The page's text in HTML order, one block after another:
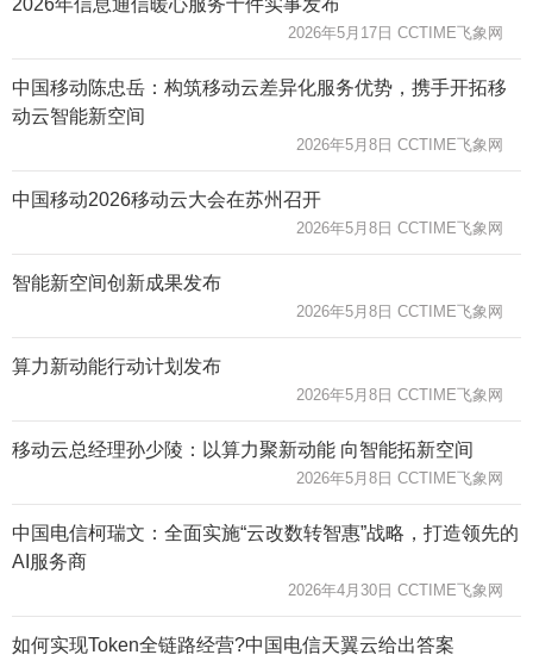
2026年5月17日 CCTIME飞象网
中国移动陈忠岳：构筑移动云差异化服务优势，携手开拓移
动云智能新空间
2026年5月8日 CCTIME飞象网
中国移动2026移动云大会在苏州召开
2026年5月8日 CCTIME飞象网
智能新空间创新成果发布
2026年5月8日 CCTIME飞象网
算力新动能行动计划发布
2026年5月8日 CCTIME飞象网
移动云总经理孙少陵：以算力聚新动能 向智能拓新空间
2026年5月8日 CCTIME飞象网
中国电信柯瑞文：全面实施“云改数转智惠”战略，打造领先的
AI服务商
2026年4月30日 CCTIME飞象网
如何实现Token全链路经营?中国电信天翼云给出答案